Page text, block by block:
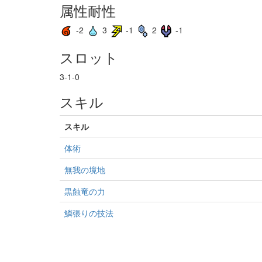
属性耐性
-2 3 -1 2 -1
スロット
3-1-0
スキル
スキル
体術
無我の境地
黒蝕竜の力
鱗張りの技法